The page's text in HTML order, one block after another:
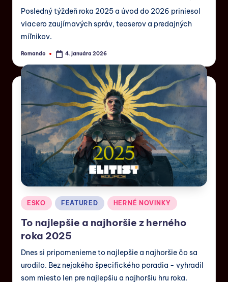
Posledný týždeň roka 2025 a úvod do 2026 priniesol
viacero zaujímavých správ, teaserov a predajných
míľnikov.
Romando 4. januára 2026
ESKO FEATURED HERNÉ NOVINKY
To najlepšie a najhoršie z herného
roka 2025
Dnes si pripomenieme to najlepšie a najhoršie čo sa
urodilo. Bez nejakého špecifického poradia - vyhradil
som miesto len pre najlepšiu a najhoršiu hru roka.